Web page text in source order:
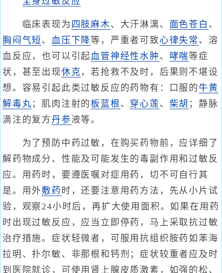
临床表现为 四肢麻木、大汗淋漓、 面色苍白 、
胸闷 气短 、 血压下降等，严重者可致心律失常 、溶
血反应，也可以引起血管神经性水肿 、 哮喘等症
状，甚至出现休克 ，若抢救不及时，后果则不堪设
想。容易引起此类过敏反应的药物有：口服的 牛黄
解毒丸 ；肌肉注射的板蓝根 、 穿心莲 、 柴胡 ；静脉
滴注的复方 丹参液等。
为了预防中药过敏，在购买药物前，应详细了
解药物成分、性能及可能发生的毒副作用和过敏反
应。用药时，要遵医嘱对症用药，切不可自行其
是。用外敷药 时，还要注意用药方法，先从小片试
验，观察24小时后，再扩大使用面积。如果在用药
时出现过敏反应，应当立即停药，马上采取抗过敏
治疗措施。症状轻微者，可服用抗组织胺药如苯海
拉明、扑尔敏、非那根和钙剂；症状较重者应及时
到医院就诊，可使用肾上腺皮质激素，如强的松、